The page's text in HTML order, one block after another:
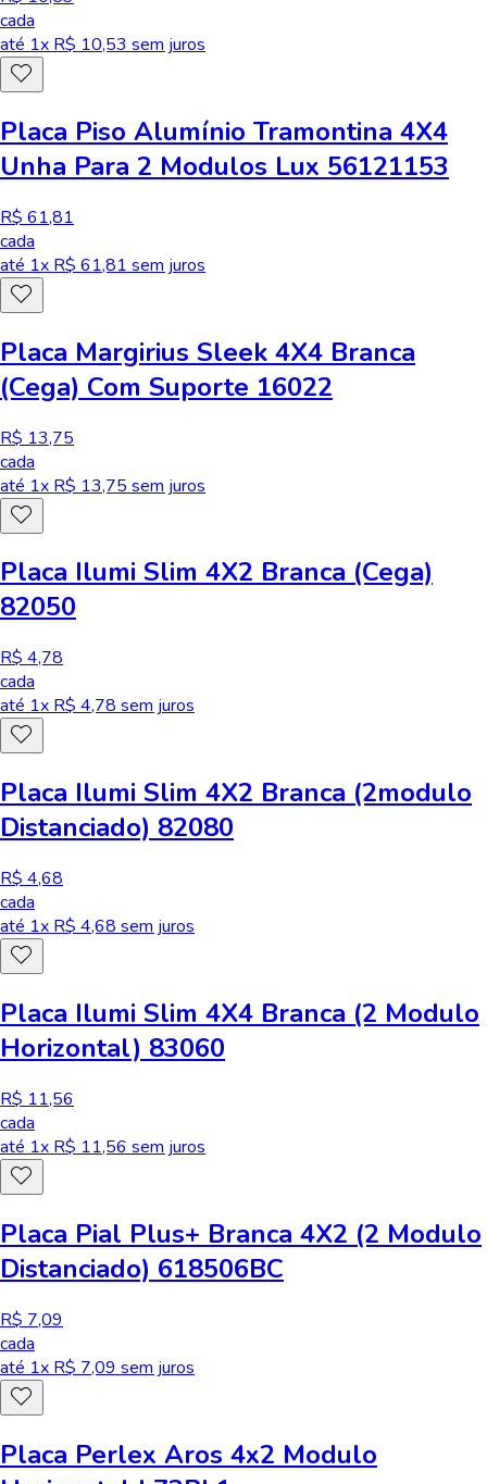
cada
até 1x R$ 10,53 sem juros
Placa Piso Alumínio Tramontina 4X4
Unha Para 2 Modulos Lux 56121153
R$ 61,81
cada
até 1x R$ 61,81 sem juros
Placa Margirius Sleek 4X4 Branca
(Cega) Com Suporte 16022
R$ 13,75
cada
até 1x R$ 13,75 sem juros
Placa Ilumi Slim 4X2 Branca (Cega)
82050
R$ 4,78
cada
até 1x R$ 4,78 sem juros
Placa Ilumi Slim 4X2 Branca (2modulo
Distanciado) 82080
R$ 4,68
cada
até 1x R$ 4,68 sem juros
Placa Ilumi Slim 4X4 Branca (2 Modulo
Horizontal) 83060
R$ 11,56
cada
até 1x R$ 11,56 sem juros
Placa Pial Plus+ Branca 4X2 (2 Modulo
Distanciado) 618506BC
R$ 7,09
cada
até 1x R$ 7,09 sem juros
Placa Perlex Aros 4x2 Modulo